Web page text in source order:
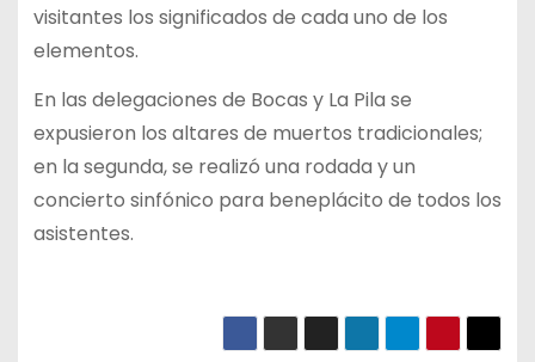
visitantes los significados de cada uno de los
elementos.
En las delegaciones de Bocas y La Pila se
expusieron los altares de muertos tradicionales;
en la segunda, se realizó una rodada y un
concierto sinfónico para beneplácito de todos los
asistentes.